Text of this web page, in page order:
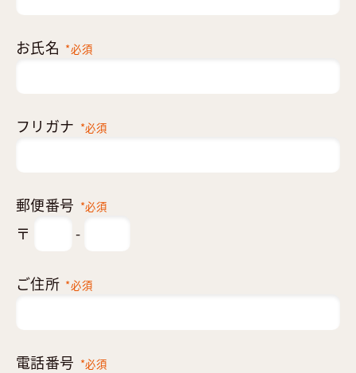
お氏名 *必須
フリガナ *必須
郵便番号 *必須
〒 -
ご住所 *必須
電話番号 *必須